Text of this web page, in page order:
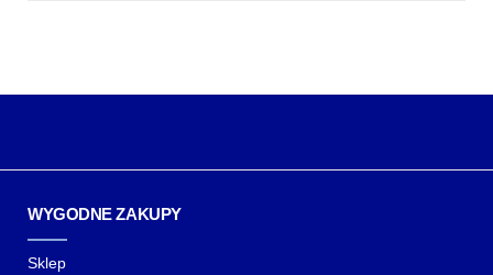
WYGODNE ZAKUPY
Sklep